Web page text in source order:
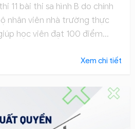
11 bài thi sa hình B do chính
nhân viên nhà trường thực
học viên đạt 100 điểm
Xem chi tiết